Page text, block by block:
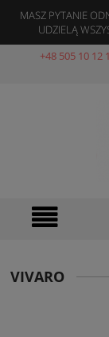
MASZ PYTANIE
UDZIELĄ
+48 505 10 12
VIVARO